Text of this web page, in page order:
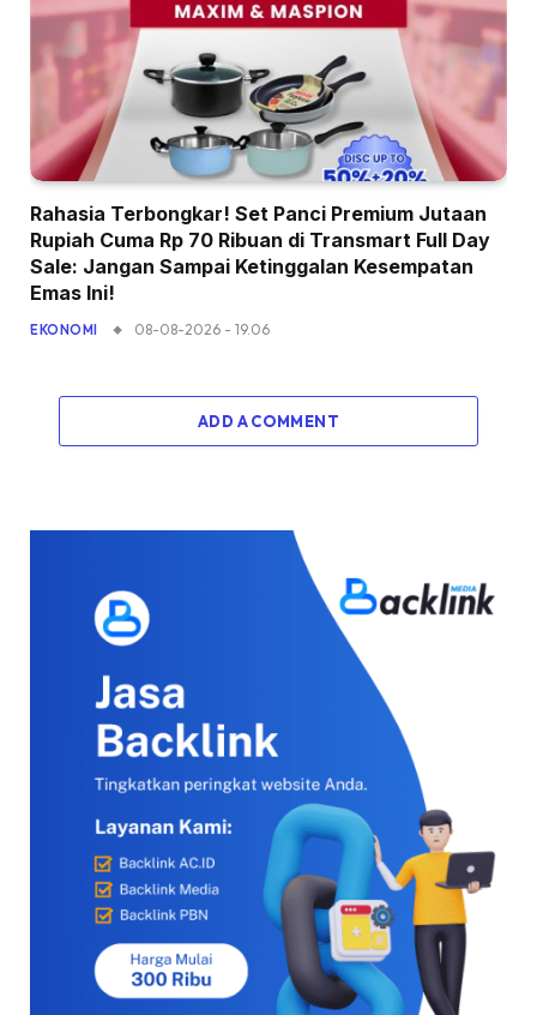
Rahasia Terbongkar! Set Panci Premium Jutaan
Rupiah Cuma Rp 70 Ribuan di Transmart Full Day
Sale: Jangan Sampai Ketinggalan Kesempatan
Emas Ini!
EKONOMI 08-08-2026 - 19.06
ADD A COMMENT